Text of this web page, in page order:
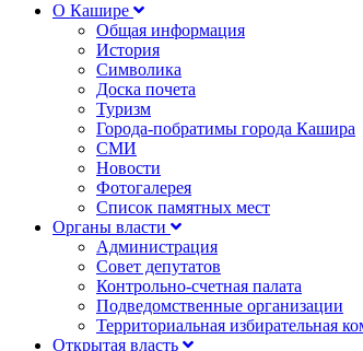
О Кашире
Общая информация
История
Символика
Доска почета
Туризм
Города-побратимы города Кашира
СМИ
Новости
Фотогалерея
Список памятных мест
Органы власти
Администрация
Совет депутатов
Контрольно-счетная палата
Подведомственные организации
Территориальная избирательная
Открытая власть